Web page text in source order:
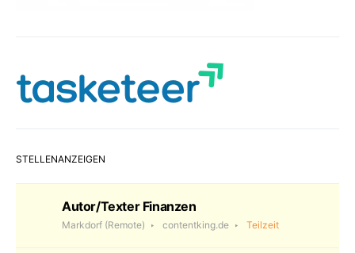
STELLENANZEIGEN
Autor/Texter Finanzen
Markdorf (Remote) contentking.de Teilzeit